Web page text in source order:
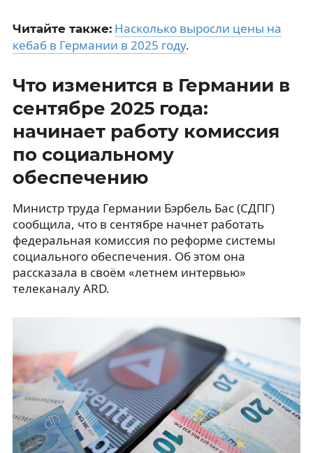
Читайте также: Насколько выросли цены на
кебаб в Германии в 2025 году.
Что изменится в Германии в
сентябре 2025 года:
начинает работу комиссия
по социальному
обеспечению
Министр труда Германии Бэрбель Бас (СДПГ)
сообщила, что в сентябре начнет работать
федеральная комиссия по реформе системы
социального обеспечения. Об этом она
рассказала в своём «летнем интервью»
телеканалу ARD.